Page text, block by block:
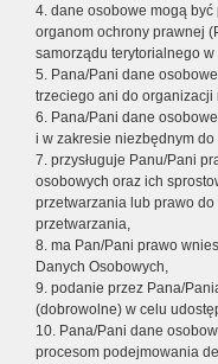
4. dane osobowe mogą
organom ochrony prawnej
samorządu terytorialnego
5. Pana/Pani dane
trzeciego ani do
6. Pana/Pani dane
i w zakresie niezbędnym
7. przysługuje Panu/Pani
osobowych oraz ich
przetwarzania lub prawo
przetwarzania,
8. ma Pan/Pani prawo
Danych Osobowych,
9. podanie przez Pana/
(dobrowolne) w celu
10. Pana/Pani dane
procesom podejmowania